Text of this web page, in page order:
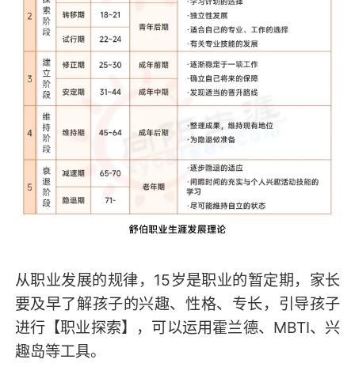
从职业发展的规律，15岁是职业的暂定期，家长
要及早了解孩子的兴趣、性格、专长，引导孩子
进行【职业探索】，可以运用霍兰德、MBTI、兴
趣岛等工具。